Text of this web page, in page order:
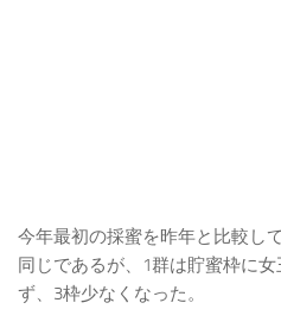
今年最初の採蜜を昨年と比較し
同じであるが、1群は貯蜜枠に
ず、3枠少なくなった。